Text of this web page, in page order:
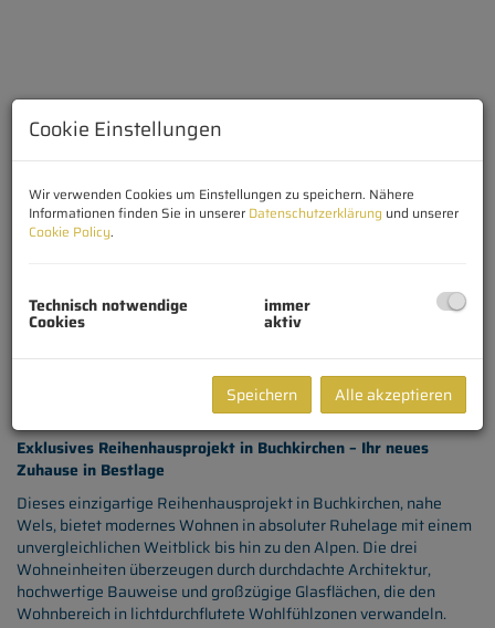
Exklusives Reihenhausprojekt in Buchkirchen – Ihr neues
Zuhause in Bestlage
Dieses einzigartige Reihenhausprojekt in Buchkirchen, nahe
Wels, bietet modernes Wohnen in absoluter Ruhelage mit einem
unvergleichlichen Weitblick bis hin zu den Alpen. Die drei
Wohneinheiten überzeugen durch durchdachte Architektur,
hochwertige Bauweise und großzügige Glasflächen, die den
Wohnbereich in lichtdurchflutete Wohlfühlzonen verwandeln.
Cookie Einstellungen
Wir verwenden Cookies um Einstellungen zu speichern. Nähere
Informationen finden Sie in unserer Datenschutzerklärung und unserer
Cookie Policy.
Technisch notwendige
Cookies
immer
aktiv
Speichern Alle akzeptieren